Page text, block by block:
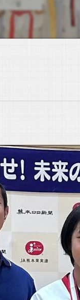
八代支部
菊陽光の森支部